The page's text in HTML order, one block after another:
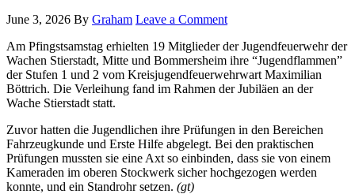
June 3, 2026 By Graham Leave a Comment
Am Pfingstsamstag erhielten 19 Mitglieder der Jugendfeuerwehr der
Wachen Stierstadt, Mitte und Bommersheim ihre “Jugendflammen”
der Stufen 1 und 2 vom Kreisjugendfeuerwehrwart Maximilian
Böttrich. Die Verleihung fand im Rahmen der Jubiläen an der
Wache Stierstadt statt.
Zuvor hatten die Jugendlichen ihre Prüfungen in den Bereichen
Fahrzeugkunde und Erste Hilfe abgelegt. Bei den praktischen
Prüfungen mussten sie eine Axt so einbinden, dass sie von einem
Kameraden im oberen Stockwerk sicher hochgezogen werden
konnte, und ein Standrohr setzen. (gt)